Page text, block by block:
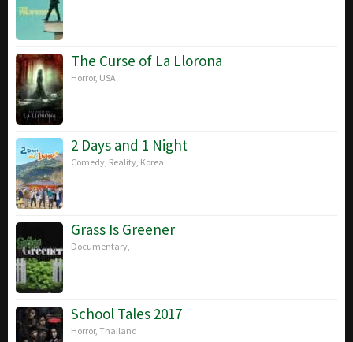
The Curse of La Llorona
Horror, USA
2 Days and 1 Night
Comedy Reality Korea
Grass Is Greener
Documentary
School Tales 2017
Horror, Thailand